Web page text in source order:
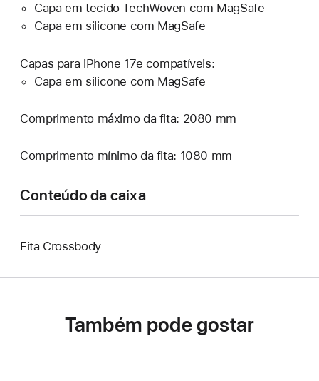
Capa em tecido TechWoven com MagSafe
Capa em silicone com MagSafe
Capas para iPhone 17e compatíveis:
Capa em silicone com MagSafe
Comprimento máximo da fita: 2080 mm
Comprimento mínimo da fita: 1080 mm
Conteúdo da caixa
Fita Crossbody
Também pode gostar